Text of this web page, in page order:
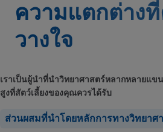
ความแตกต่าง
วางใจ
เราเป็นผู้นำที่นำวิทยาศาสตร์หลากหลายแ
สูงที่สัตว์เลี้ยงของคุณควรได้รับ
ส่วนผสมที่นำโดยหลักการทางวิทยาศ